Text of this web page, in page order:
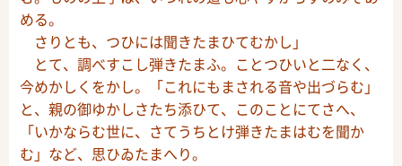
める。
さりとも、つひには聞きたまひてむかし」
とて、調べすこし弾きたまふ。ことつひいと二なく、
今めかしくをかし。「これにもまされる音や出づらむ」
と、親の御ゆかしさたち添ひて、このことにてさへ、
「いかならむ世に、さてうちとけ弾きたまはむを聞か
む」など、思ひゐたまへり。